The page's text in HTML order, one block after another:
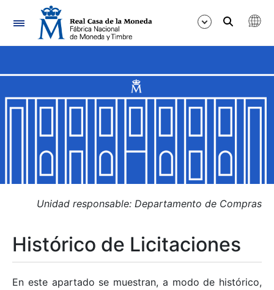
Navegación
Mostrar/Ocultar
Mostrar/Ocultar
Mostrar/Ocultar
Mostrar/Ocultar
Unidad responsable: Departamento de Compras
Histórico de Licitaciones
En este apartado se muestran, a modo de histórico,